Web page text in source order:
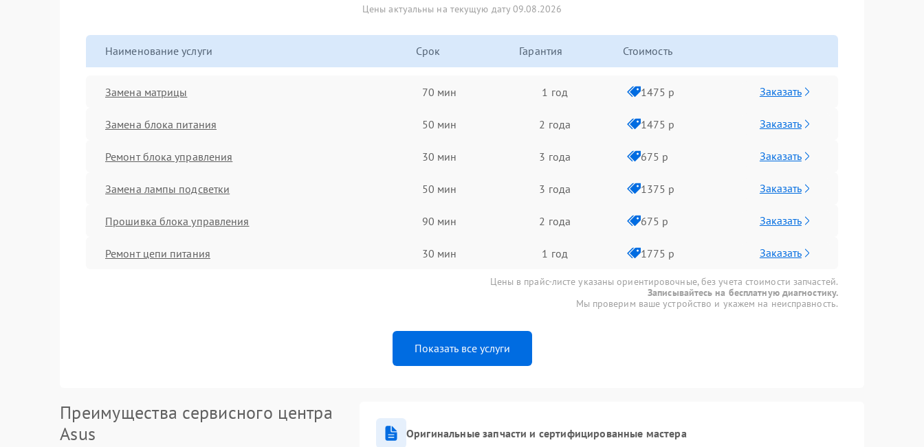
Цены актуальны на текущую дату 09.08.2026
Наименование услуги Срок Гарантия Стоимость
Замена матрицы 70 мин 1 год 1475 р Заказать
Замена блока питания 50 мин 2 года 1475 р Заказать
Ремонт блока управления 30 мин 3 года 675 р Заказать
Замена лампы подсветки 50 мин 3 года 1375 р Заказать
Прошивка блока управления 90 мин 2 года 675 р Заказать
Ремонт цепи питания 30 мин 1 год 1775 р Заказать
Цены в прайс-листе указаны ориентировочные, без учета стоимости запчастей.
Записывайтесь на бесплатную диагностику.
Мы проверим ваше устройство и укажем на неисправность.
Показать все услуги
Преимущества сервисного центра
Asus
Оригинальные запчасти и сертифицированные мастера